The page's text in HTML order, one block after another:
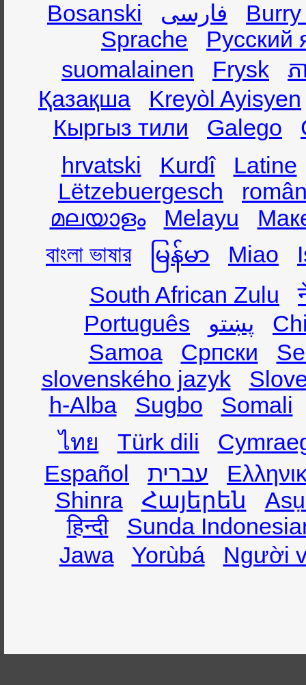
Bosanski
فارسی
Sprache
Русский
suomalainen
Frysk
ភ
Қазақша
Kreyòl Ayisyen
Кыргыз тили
Galego
hrvatski
Kurdî
Latine
Lëtzebuergesch
മലയാളം
Melayu
বাংলা ভাষার
မြန်မာ Miao
South African Zulu
Português
پښتو
Samoa
Српски
slovenského jazyk
h-Alba
Sugbo
Somali
ไทย
Türk dili
Español
עברית
Shinra
Հայերեն
हिन्दी
Sunda
Jawa
Yorùbá Người